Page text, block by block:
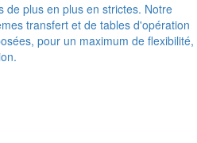
de plus en plus en strictes. Notre
transfert et de tables d'opération
pour un maximum de flexibilité,